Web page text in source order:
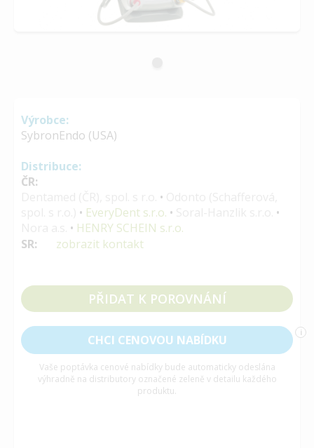
Výrobce:
SybronEndo (USA)
Distribuce:
ČR:
•
• EveryDent s.r.o. •
•
• HENRY SCHEIN s.r.o.
SR:
zobrazit kontakt
PŘIDAT K POROVNÁNÍ
CHCI CENOVOU NABÍDKU i
Vaše poptávka cenové nabídky bude automaticky odeslána
výhradně na distributory označené zeleně v detailu každého
produktu.